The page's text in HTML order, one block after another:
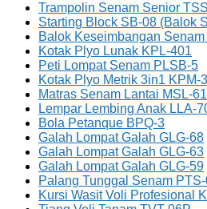
Trampolin Senam Senior
Starting Block SB-08 (Balok
Balok Keseimbangan
Kotak Plyo Lunak KPL-401
Peti Lompat Senam PLSB-5
Kotak Plyo Metrik 3in1 KPM-
Matras Senam Lantai MSL-
Lempar Lembing Anak LLA-
Bola Petanque BPQ-3
Galah Lompat Galah GLG-68
Galah Lompat Galah GLG-63
Galah Lompat Galah GLG-59
Palang Tunggal Senam
Kursi Wasit Voli Profesional